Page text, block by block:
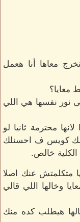
معاها أنا هعمل
معايا؟
نور نفسها هي اللي
محترمة ثانيا لو
كويس ف احسنلك
خالص.
متكلمتش عنك اصلا
وخالها اللي قالي
هيطلب كده منك